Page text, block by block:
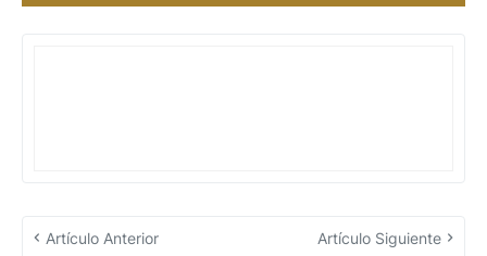
Artículo Anterior Artículo Siguiente